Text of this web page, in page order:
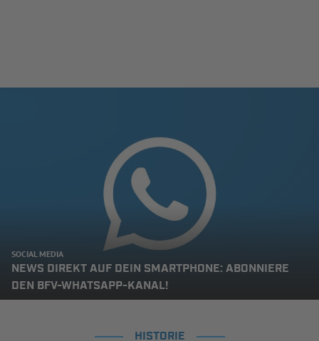
SOCIAL MEDIA
NEWS DIREKT AUF DEIN SMARTPHONE: ABONNIERE
DEN BFV-WHATSAPP-KANAL!
HISTORIE